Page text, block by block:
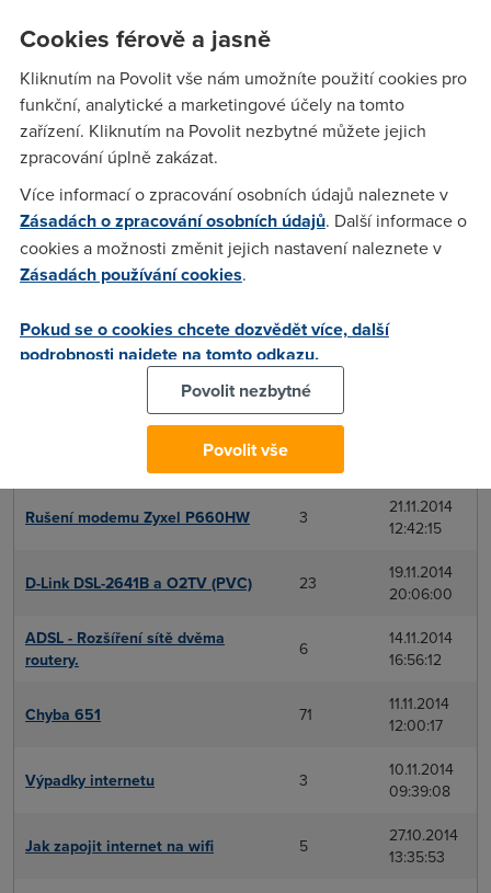
23:02:47
Ověření dostupnosti 5
30.5.2015
22:17:56
Jištění proti přepětí 17
00:44:30
telefonní kabel - propojení s
datovým
4
21.2.2015
ADSL modem Zixel 600 Prestige 4
17:59:18
Výpadek internetu 20.1.2015 cca
4
Rušení modemu Zyxel P660HW 3
21.11.2014
12:42:15
D-Link DSL-2641B a O2TV (PVC) 23
19.11.2014
20:06:00
ADSL - Rozšíření sítě dvěma
routery.
6
14.11.2014
16:56:12
Chyba 651 71
11.11.2014
12:00:17
Výpadky internetu 3
10.11.2014
09:39:08
Jak zapojit internet na wifi 5
27.10.2014
13:35:53
Cookies férově a jasně
Kliknutím na Povolit vše nám umožníte použití cookies pro
funkční, analytické a marketingové účely na tomto
zařízení. Kliknutím na Povolit nezbytné můžete jejich
zpracování úplně zakázat.
Více informací o zpracování osobních údajů naleznete v
Zásadách o zpracování osobních údajů. Další informace o
cookies a možnosti změnit jejich nastavení naleznete v
Zásadách používání cookies.
Pokud se o cookies chcete dozvědět více, další
podrobnosti najdete na tomto odkazu.
Povolit nezbytné
Povolit vše